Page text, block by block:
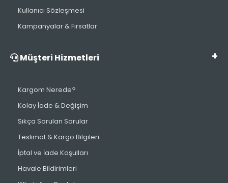
Kullanıcı Sözleşmesi
Kampanyalar & Fırsatlar
Müşteri Hizmetleri
Kargom Nerede?
Kolay İade & Değişim
Sıkça Sorulan Sorular
Teslimat & Kargo Bilgileri
İptal ve İade Koşulları
Havale Bildirimleri